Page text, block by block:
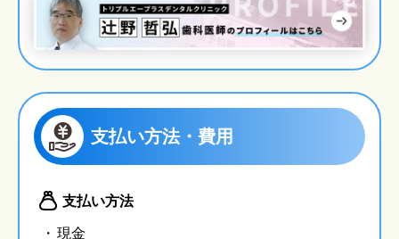
支払い方法・費用
支払い方法
現金